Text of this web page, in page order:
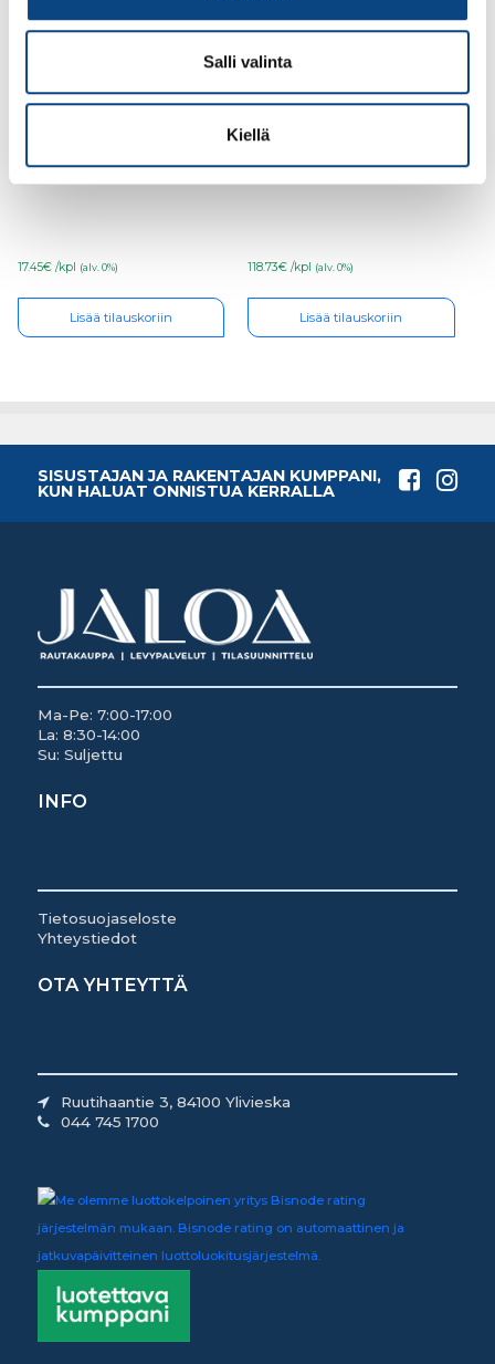
Salli valinta
Kiellä
Värisilmä Pouta 0,9l
17.45€ /kpl (alv. 0%)
Lisää tilauskoriin
Teknos Siloksan
118.73€ /kpl (alv. 0%)
Lisää tilauskoriin
SISUSTAJAN JA RAKENTAJAN KUMPPANI,
KUN HALUAT ONNISTUA KERRALLA
Ma-Pe: 7:00-17:00
La: 8:30-14:00
Su: Suljettu
INFO
Tietosuojaseloste
Yhteystiedot
OTA YHTEYTTÄ
Ruutihaantie 3, 84100 Ylivieska
044 745 1700